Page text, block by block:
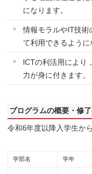
になります。
情報モラルやIT技術
て利用できるように
ICTの利活用により
力が身に付きます。
プログラムの概要・修
令和6年度以降入学生か
学部名 学年